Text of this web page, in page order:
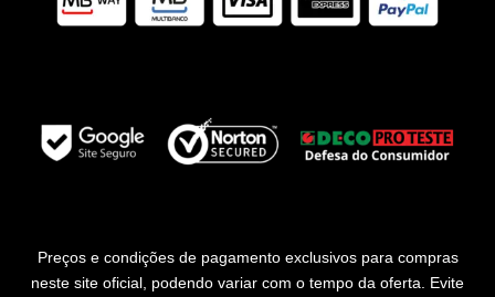
Preços e condições de pagamento exclusivos para compras
neste site oficial, podendo variar com o tempo da oferta. Evite